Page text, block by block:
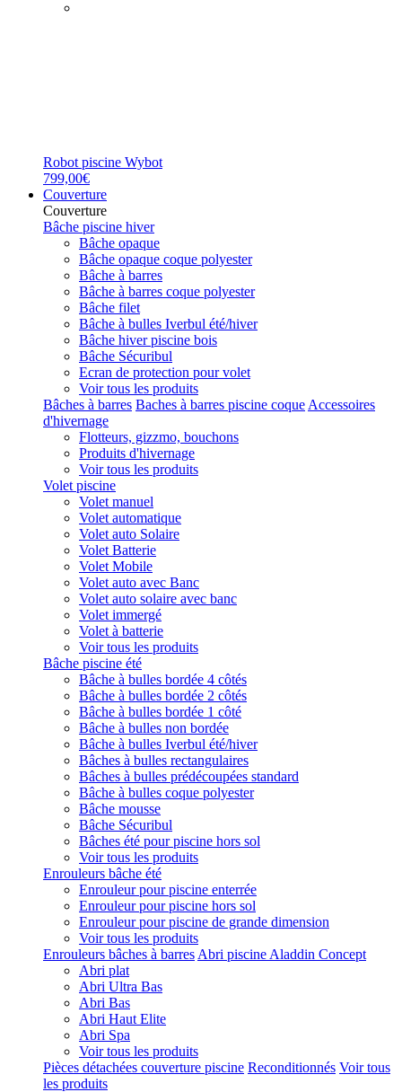
Robot piscine Wybot
799,00€
Couverture
Couverture
Bâche piscine hiver
Bâche opaque
Bâche opaque coque polyester
Bâche à barres
Bâche à barres coque polyester
Bâche filet
Bâche à bulles Iverbul été/hiver
Bâche hiver piscine bois
Bâche Sécuribul
Ecran de protection pour volet
Voir tous les produits
Bâches à barres Baches à barres piscine coque Accessoires
d'hivernage
Flotteurs, gizzmo, bouchons
Produits d'hivernage
Voir tous les produits
Volet piscine
Volet manuel
Volet automatique
Volet auto Solaire
Volet Batterie
Volet Mobile
Volet auto avec Banc
Volet auto solaire avec banc
Volet immergé
Volet à batterie
Voir tous les produits
Bâche piscine été
Bâche à bulles bordée 4 côtés
Bâche à bulles bordée 2 côtés
Bâche à bulles bordée 1 côté
Bâche à bulles non bordée
Bâche à bulles Iverbul été/hiver
Bâches à bulles rectangulaires
Bâches à bulles prédécoupées standard
Bâche à bulles coque polyester
Bâche mousse
Bâche Sécuribul
Bâches été pour piscine hors sol
Voir tous les produits
Enrouleurs bâche été
Enrouleur pour piscine enterrée
Enrouleur pour piscine hors sol
Enrouleur pour piscine de grande dimension
Voir tous les produits
Enrouleurs bâches à barres Abri piscine Aladdin Concept
Abri plat
Abri Ultra Bas
Abri Bas
Abri Haut Elite
Abri Spa
Voir tous les produits
Pièces détachées couverture piscine Reconditionnés Voir tous
les produits